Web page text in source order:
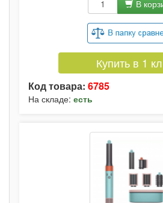
В
Купить в 1
Код товара: 6785
На складе: есть